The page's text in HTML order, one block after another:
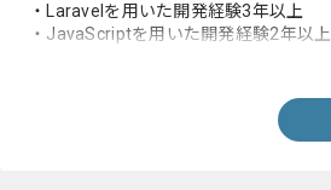
・Laravelを用いた開発経験3年以上
・JavaScriptを用いた開発経験2年以上